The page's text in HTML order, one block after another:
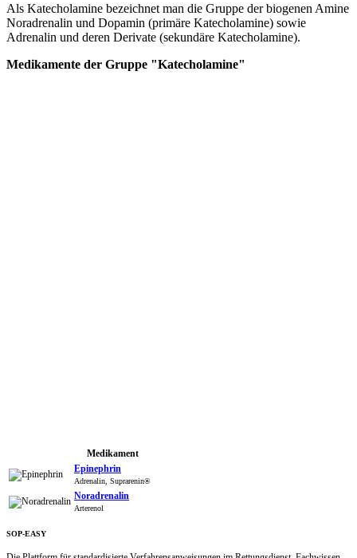
Als Katecholamine bezeichnet man die Gruppe der biogenen Amine
Noradrenalin und Dopamin (primäre Katecholamine) sowie
Adrenalin und deren Derivate (sekundäre Katecholamine).
Medikamente der Gruppe "Katecholamine"
Medikament
Epinephrin
Adrenalin, Suprarenin®
Noradrenalin
Arterenol
SOP-EASY